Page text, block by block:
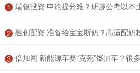
1 瑞银投资 申论提分难？研趣公考以本土教
2 融创配资 准备给宝宝断奶？高适配奶粉品
3 倍加网 新能源车要“克死”燃油车？很多人都忘